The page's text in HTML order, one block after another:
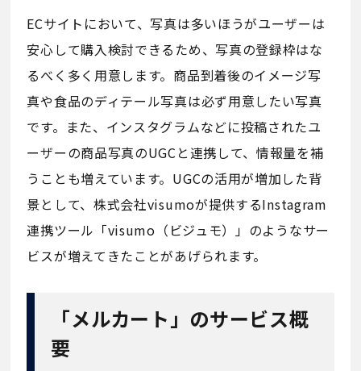
ECサイトにおいて、写真は多いほうがユーザーは
安心して購入検討できるため、写真の登録枠はな
るべく多く用意します。商品到着後のイメージ写
真や食品のディテール写真は必ず用意したい写真
です。また、インスタグラムなどに投稿されたユ
ーザーの商品写真のUGCと連携して、情報量を補
うことも増えています。UGCの活用が増加した背
景として、株式会社visumoが提供するInstagram
連携ツール「visumo（ビジュモ）」のようなサー
ビスが増えてきたことがあげられます。
「メルカート」のサービス概
要